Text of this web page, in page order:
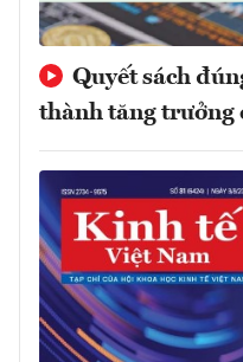
Quyết sách
thành tăng trưởng